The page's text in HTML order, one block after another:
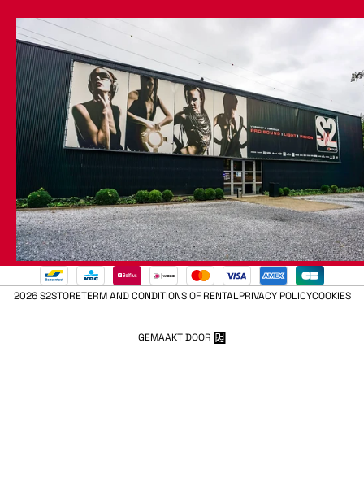
2026 S2STORETERM AND CONDITIONS OF RENTALPRIVACY POLICYCOOKIES
GEMAAKT DOOR